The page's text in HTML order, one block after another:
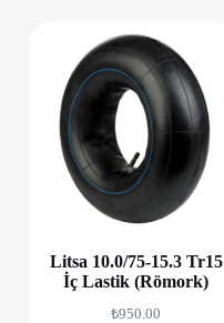
Litsa 10.0/75-15.3 Tr15
İç Lastik (Römork)
₺950.00